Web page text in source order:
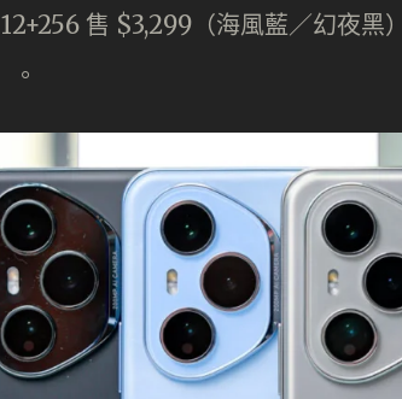
售 $3,299（海風藍／幻夜黑
。